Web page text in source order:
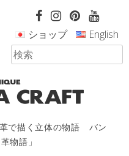
で描く立体の物語 バン
物語」
ショップ English